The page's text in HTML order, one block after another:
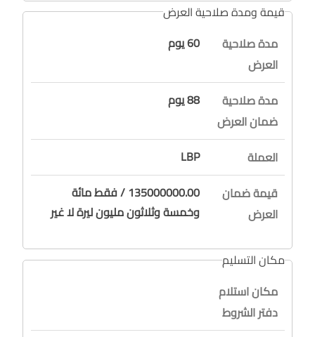
قيمة ومدة صلاحية العرض
مدة صلاحية
العرض
60 يوم
مدة صلاحية
ضمان العرض
88 يوم
العملة
LBP
قيمة ضمان
العرض
135000000.00 / فقط مائة
وخمسة وثلاثون مليون ليرة لا غير
مكان التسليم
مكان استلام
دفتر الشروط